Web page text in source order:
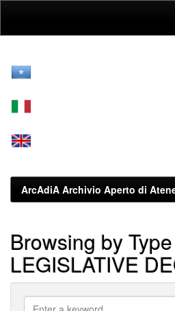
ArcAdiA Archivio Aperto di
Browsing by Type
LEGISLATIVE